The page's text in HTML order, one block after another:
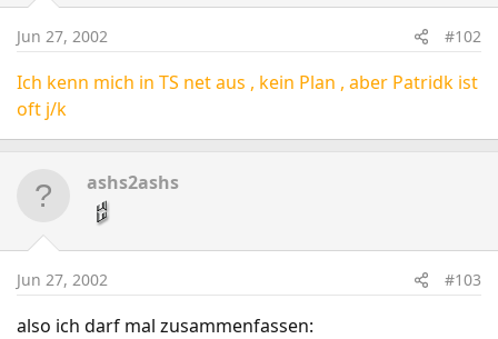
Jun 27, 2002 #102
Ich kenn mich in TS net aus , kein Plan , aber Patridk ist
oft j/k
ashs2ashs
Jun 27, 2002 #103
also ich darf mal zusammenfassen: